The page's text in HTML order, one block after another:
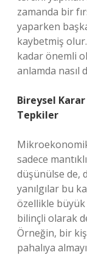
zamanda bir
yaparken
kaybetmiş
kadar önemli
anlamda
Bireysel
Tepkiler
sadece
düşünülse de,
yanılgılar bu
özellikle
bilinçli olarak
Örneğin, bir
pahalıya